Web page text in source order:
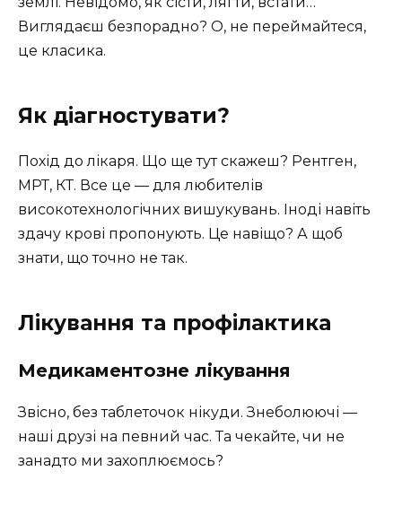
Виглядаєш безпорадно? О, не переймайтеся,
це класика.
Як діагностувати?
Похід до лікаря. Що ще тут скажеш? Рентген,
МРТ, КТ. Все це — для любителів
високотехнологічних вишукувань. Іноді навіть
здачу крові пропонують. Це навіщо? А щоб
знати, що точно не так.
Лікування та профілактика
Медикаментозне лікування
Звісно, без таблеточок нікуди. Знеболюючі —
наші друзі на певний час. Та чекайте, чи не
занадто ми захоплюємось?